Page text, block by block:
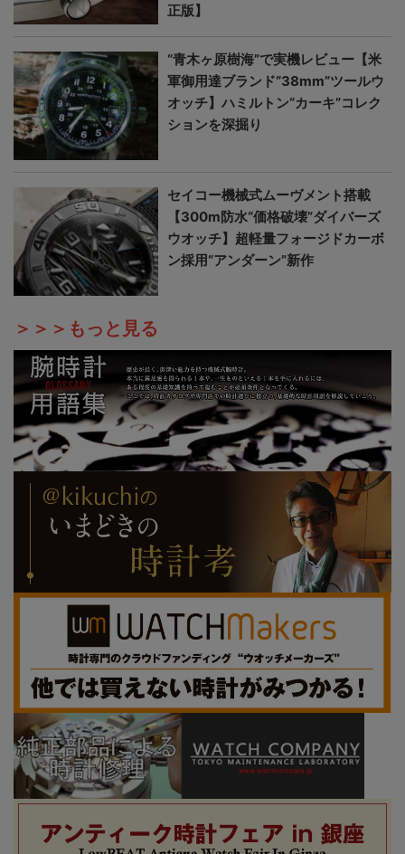
正版】
“青木ヶ原樹海”で実機レビュー【米
軍御用達ブランド“38mm”ツールウ
オッチ】ハミルトン“カーキ”コレク
ションを深掘り
セイコー機械式ムーヴメント搭載
【300m防水“価格破壊”ダイバーズ
ウオッチ】超軽量フォージドカーボ
ン採用“アンダーン”新作
＞＞＞もっと見る